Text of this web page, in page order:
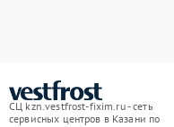
СЦ kzn.vestfrost-fixim.ru - сеть
сервисных центров в Казани по